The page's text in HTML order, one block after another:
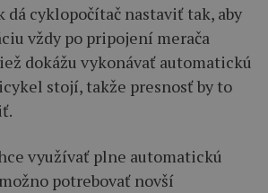
dá cyklopočítač nastaviť tak, aby
vždy po pripojení merača
dokážu vykonávať automatickú
stojí, takže presnosť by to
využívať plne automatickú
potrebovať novší